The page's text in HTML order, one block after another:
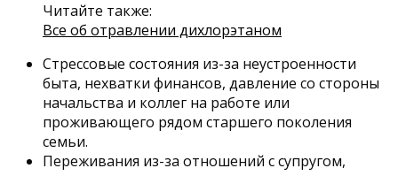
Читайте также:
Все об отравлении дихлорэтаном
Стрессовые состояния из-за неустроенности
быта, нехватки финансов, давление со стороны
начальства и коллег на работе или
проживающего рядом старшего поколения
семьи.
Переживания из-за отношений с супругом,